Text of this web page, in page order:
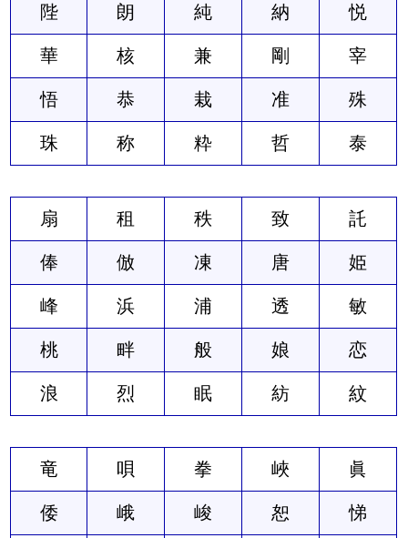
陛 朗 純 納 悦
華 核 兼 剛 宰
悟 恭 栽 准 殊
珠 称 粋 哲 泰
扇 租 秩 致 託
俸 倣 凍 唐 姫
峰 浜 浦 透 敏
桃 畔 般 娘 恋
浪 烈 眠 紡 紋
竜 唄 拳 峽 眞
倭 峨 峻 恕 悌